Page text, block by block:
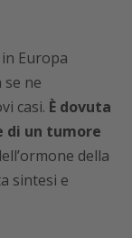
Europa
se ne
casi. È dovuta
di un tumore
della
sintesi e